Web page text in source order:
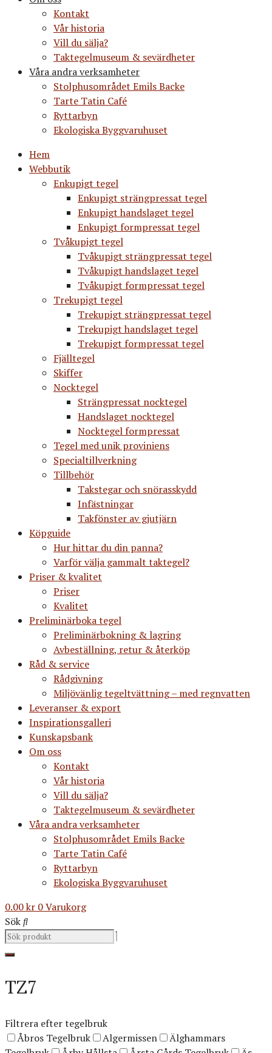
Kontakt
Vår historia
Vill du sälja?
Taktegelmuseum & sevärdheter
Våra andra verksamheter
Stolphusområdet Emils Backe
Tarte Tatin Café
Ryttarbyn
Ekologiska Byggvaruhuset
Hem
Webbutik
Enkupigt tegel
Enkupigt strängpressat tegel
Enkupigt handslaget tegel
Enkupigt formpressat tegel
Tvåkupigt tegel
Tvåkupigt strängpressat tegel
Tvåkupigt handslaget tegel
Tvåkupigt formpressat tegel
Trekupigt tegel
Trekupigt strängpressat tegel
Trekupigt handslaget tegel
Trekupigt formpressat tegel
Fjälltegel
Skiffer
Nocktegel
Strängpressat nocktegel
Handslaget nocktegel
Nocktegel formpressat
Tegel med unik proviniens
Specialtillverkning
Tillbehör
Takstegar och snörasskydd
Infästningar
Takfönster av gjutjärn
Köpguide
Hur hittar du din panna?
Varför välja gammalt taktegel?
Priser & kvalitet
Priser
Kvalitet
Preliminärboka tegel
Preliminärbokning & lagring
Avbeställning, retur & återköp
Råd & service
Rådgivning
Miljövänlig tegeltvättning – med regnvatten
Leveranser & export
Inspirationsgalleri
Kunskapsbank
Om oss
Kontakt
Vår historia
Vill du sälja?
Taktegelmuseum & sevärdheter
Våra andra verksamheter
Stolphusområdet Emils Backe
Tarte Tatin Café
Ryttarbyn
Ekologiska Byggvaruhuset
0.00kr 0Varukorg
Sök
TZ7
Filtrera efter tegelbruk
Åbros Tegelbruk
Algermissen
Älghammars